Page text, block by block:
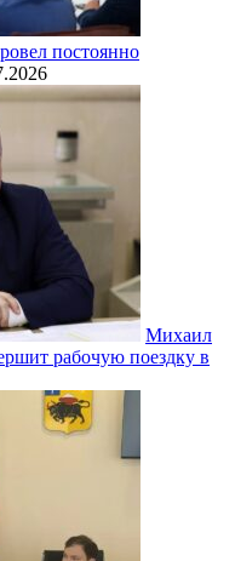
постоянно
Михаил
рабочую поездку в